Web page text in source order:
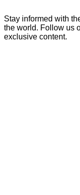
Stay informed with
the world. Follow us
exclusive content.